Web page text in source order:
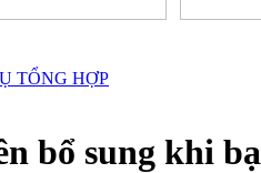
TỔNG HỢP
bổ sung khi